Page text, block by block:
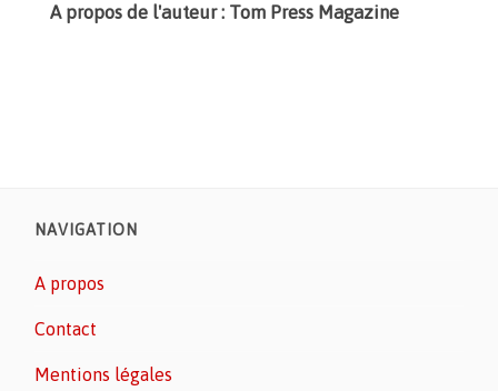
A propos de l'auteur : Tom Press Magazine
NAVIGATION
A propos
Contact
Mentions légales